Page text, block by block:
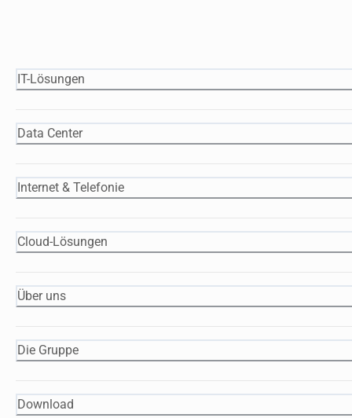
IT-Lösungen
Data Center
Internet & Telefonie
Cloud-Lösungen
Über uns
Die Gruppe
Download